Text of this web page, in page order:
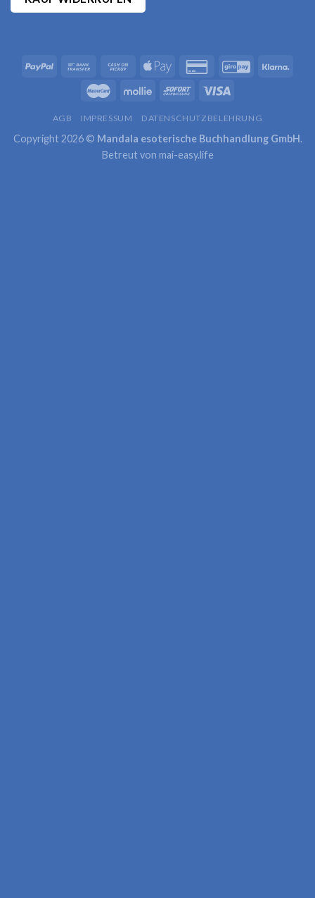
AGB IMPRESSUM DATENSCHUTZBELEHRUNG
Copyright 2026 © Mandala esoterische Buchhandlung GmbH .
Betreut von mai-easy.life